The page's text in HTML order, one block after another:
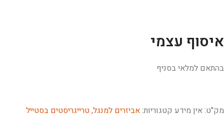
איסוף עצמי
בהתאם למלאי בסניף
מק"ט:אין מידע קטגוריות:אביזרים למנגל,טרייגריסטים בסטייל